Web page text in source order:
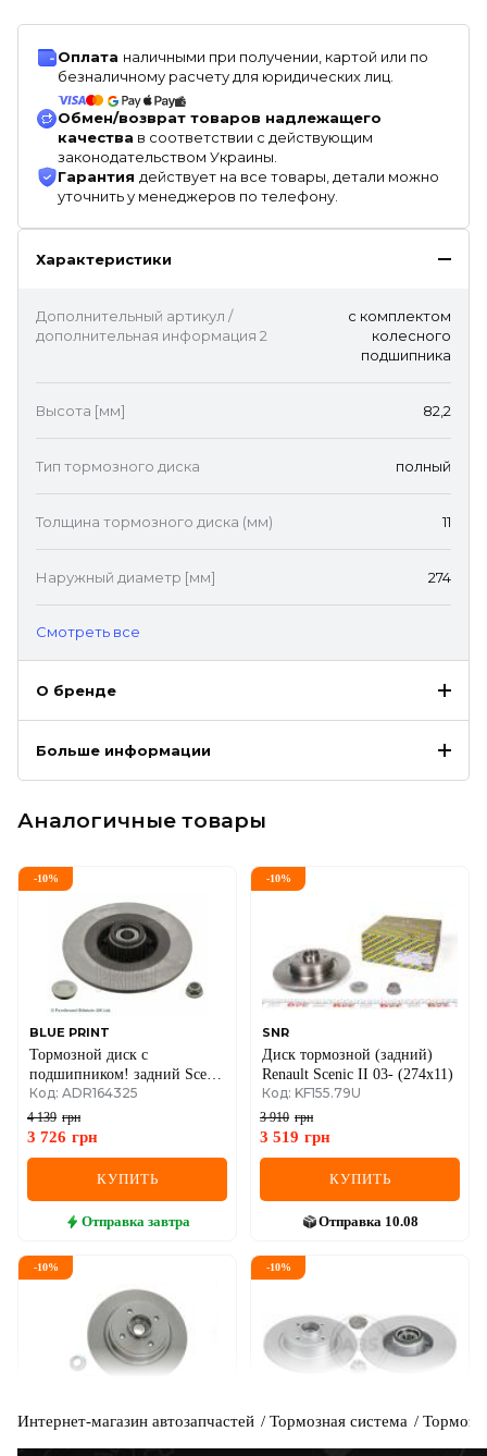
Оплата наличными при получении, картой или по
безналичному расчету для юридических лиц.
Обмен/возврат товаров надлежащего
качества в соответствии с действующим
законодательством Украины.
Гарантия действует на все товары, детали можно
уточнить у менеджеров по телефону.
Характеристики
Дополнительный артикул /
дополнительная информация 2
с комплектом
колесного
подшипника
Высота [мм] 82,2
Тип тормозного диска полный
Толщина тормозного диска (мм) 11
Наружный диаметр [мм] 274
Cмотреть все
О бренде
Больше информации
Аналогичные товары
-10%
BLUE PRINT
Тормозной диск с
подшипником! задний Scenic
03- RENAULT
Код: ADR164325
4 139 грн
3 726 грн
КУПИТЬ
Отправка завтра
-10%
SNR
Диск тормозной (задний)
Renault Scenic II 03- (274x11)
Код: KF155.79U
3 910 грн
3 519 грн
КУПИТЬ
Отправка 10.08
-10%
SOLGY
-10%
A.B.S.
Интернет-магазин автозапчастей Тормозная система